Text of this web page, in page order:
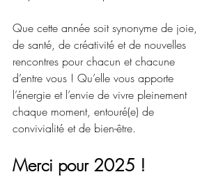
Que cette année soit synonyme de joie,
de santé, de créativité et de nouvelles
rencontres pour chacun et chacune
d’entre vous ! Qu’elle vous apporte
l’énergie et l’envie de vivre pleinement
chaque moment, entouré(e) de
convivialité et de bien-être.
Merci pour 2025 !